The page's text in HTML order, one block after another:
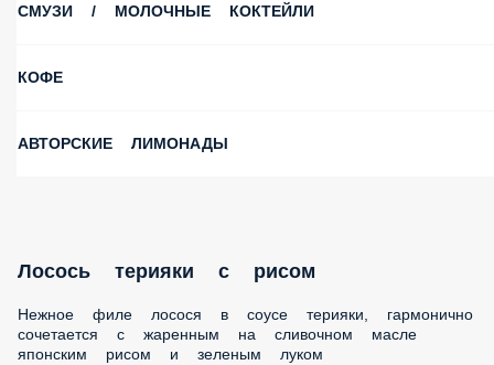
СМУЗИ / МОЛОЧНЫЕ КОКТЕЙЛИ
КОФЕ
АВТОРСКИЕ ЛИМОНАДЫ
Лосось терияки с рисом
Нежное филе лосося в соусе терияки, гармонично
сочетается с жаренным на сливочном масле японским
рисом и зеленым луком